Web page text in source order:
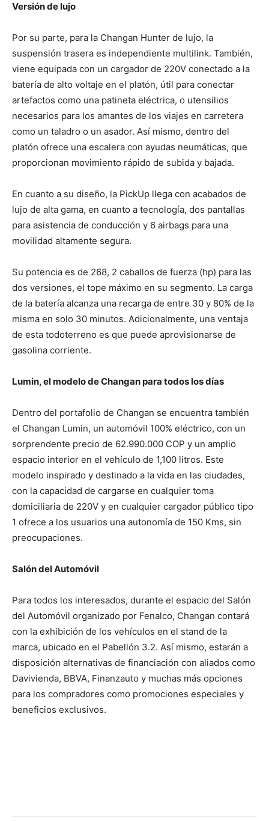
Versión de lujo
Por su parte, para la Changan Hunter de lujo, la
suspensión trasera es independiente multilink. También,
viene equipada con un cargador de 220V conectado a la
batería de alto voltaje en el platón, útil para conectar
artefactos como una patineta eléctrica, o utensilios
necesarios para los amantes de los viajes en carretera
como un taladro o un asador. Así mismo, dentro del
platón ofrece una escalera con ayudas neumáticas, que
proporcionan movimiento rápido de subida y bajada.
En cuanto a su diseño, la PickUp llega con acabados de
lujo de alta gama, en cuanto a tecnología, dos pantallas
para asistencia de conducción y 6 airbags para una
movilidad altamente segura.
Su potencia es de 268, 2 caballos de fuerza (hp) para las
dos versiones, el tope máximo en su segmento. La carga
de la batería alcanza una recarga de entre 30 y 80% de la
misma en solo 30 minutos. Adicionalmente, una ventaja
de esta todoterreno es que puede aprovisionarse de
gasolina corriente.
Lumin, el modelo de Changan para todos los días
Dentro del portafolio de Changan se encuentra también
el Changan Lumin, un automóvil 100% eléctrico, con un
sorprendente precio de 62.990.000 COP y un amplio
espacio interior en el vehículo de 1,100 litros. Este
modelo inspirado y destinado a la vida en las ciudades,
con la capacidad de cargarse en cualquier toma
domiciliaria de 220V y en cualquier cargador público tipo
1 ofrece a los usuarios una autonomía de 150 Kms, sin
preocupaciones.
Salón del Automóvil
Para todos los interesados, durante el espacio del Salón
del Automóvil organizado por Fenalco, Changan contará
con la exhibición de los vehículos en el stand de la
marca, ubicado en el Pabellón 3.2. Así mismo, estarán a
disposición alternativas de financiación con aliados como
Davivienda, BBVA, Finanzauto y muchas más opciones
para los compradores como promociones especiales y
beneficios exclusivos.